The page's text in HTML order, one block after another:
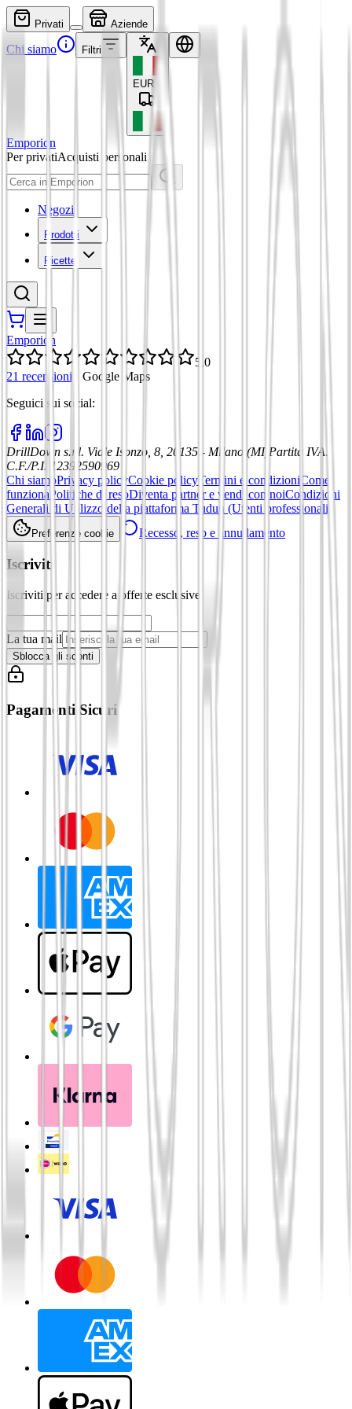
Privati Aziende
Chi siamo Filtri
EUR
Emporion
Per privatiAcquisti personali
Negozi
Prodotti
Ricette
Emporion
5,0
21 recensioni
Google Maps
Seguici sui social:
DrillDown s.r.l. Viale Isonzo, 8, 20135 - Milano (MI) Partita IVA:
C.F./P.I. 12392590969
Chi siamoPrivacy policyCookie policyTermini e condizioni Come
funziona Politiche di resoDiventa partner e vendi con noiCondizioni
Generali di Utilizzo della piattaforma Tuduu (Utenti professionali)
Preferenze cookie Recesso, reso e annullamento
Iscriviti
Iscriviti per accedere a offerte esclusive
La tua mail
Sblocca gli sconti
Pagamenti Sicuri